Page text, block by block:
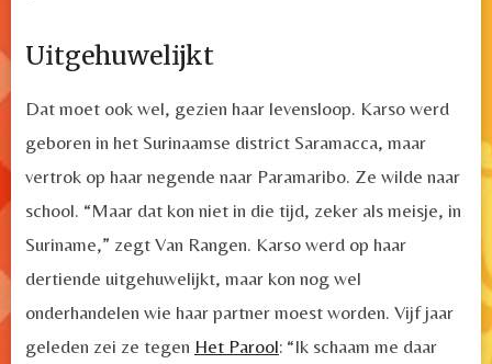
Uitgehuwelijkt
Dat moet ook wel, gezien haar levensloop. Karso werd
geboren in het Surinaamse district Saramacca, maar
vertrok op haar negende naar Paramaribo. Ze wilde naar
school. “Maar dat kon niet in die tijd, zeker als meisje, in
Suriname,” zegt Van Rangen. Karso werd op haar
dertiende uitgehuwelijkt, maar kon nog wel
onderhandelen wie haar partner moest worden. Vijf jaar
geleden zei ze tegen Het Parool: “Ik schaam me daar